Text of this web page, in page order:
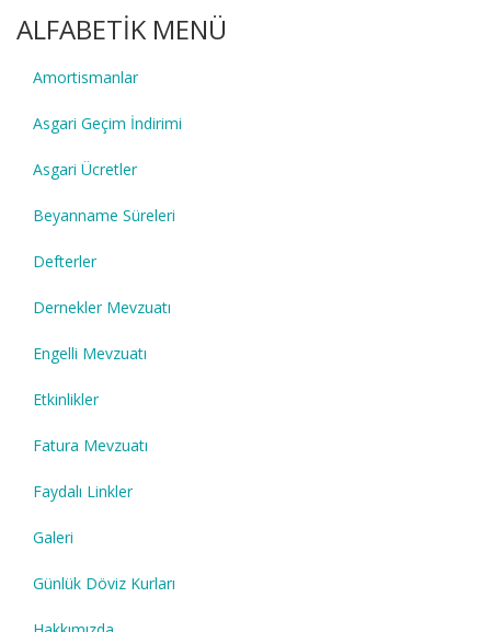
ALFABETİK MENÜ
Amortismanlar
Asgari Geçim İndirimi
Asgari Ücretler
Beyanname Süreleri
Defterler
Dernekler Mevzuatı
Engelli Mevzuatı
Etkinlikler
Fatura Mevzuatı
Faydalı Linkler
Galeri
Günlük Döviz Kurları